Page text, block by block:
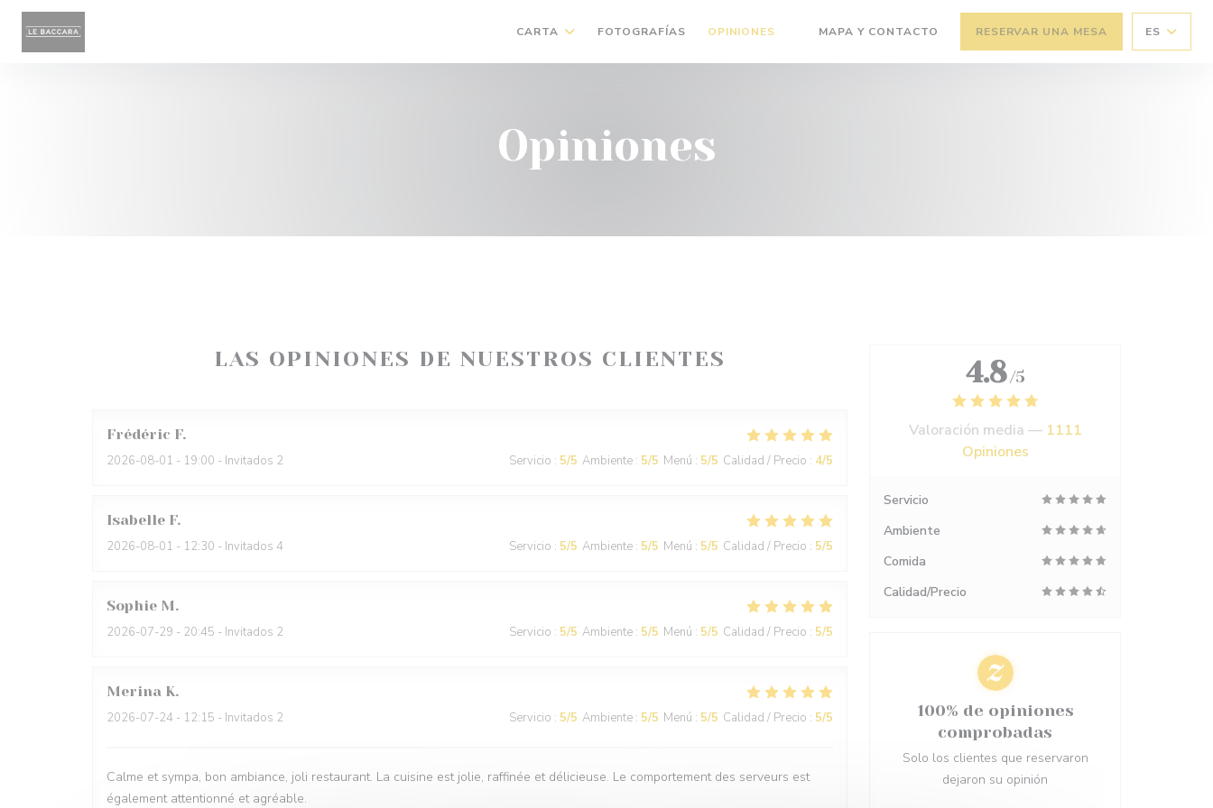
Personalización de sus opciones de cookies
CARTA FOTOGRAFÍAS OPINIONES MAPA Y CONTACTO RESERVAR UNA MESA ES
Opiniones
LAS OPINIONES DE NUESTROS CLIENTES
Frédéric F
2026-08-01 - 19:00 - Invitados 2 Servicio : 5/5 Ambiente : 5/5 Menú : 5/5 Calidad / Precio : 4/5
Isabelle F
2026-08-01 - 12:30 - Invitados 4 Servicio : 5/5 Ambiente : 5/5 Menú : 5/5 Calidad / Precio : 5/5
Sophie M
2026-07-29 - 20:45 - Invitados 2 Servicio : 5/5 Ambiente : 5/5 Menú : 5/5 Calidad / Precio : 5/5
Merina K
2026-07-24 - 12:15 - Invitados 2 Servicio : 5/5 Ambiente : 5/5 Menú : 5/5 Calidad / Precio : 5/5
Calme et sympa, bon ambiance, joli restaurant. La cuisine est jolie, raffinée et délicieuse. Le comportement des serveurs est
également attentionné et agréable.
4.8 /5
Valoración media — 1111
Opiniones
Servicio
Ambiente
Comida
Calidad/Precio
100% de opiniones
comprobadas
Solo los clientes que reservaron
dejaron su opinión